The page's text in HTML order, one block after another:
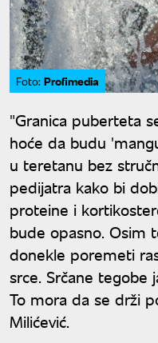
Foto: Profimedia
"Granica puberteta
hoće da budu
u teretanu bez
pedijatra kako bi
proteine i
bude opasno. Osim
donekle poremeti
srce. Srčane tegobe
To mora da se drži
Milićević.